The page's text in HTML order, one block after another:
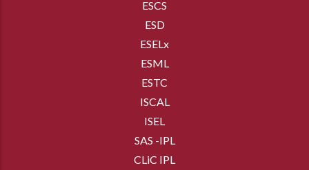
ESCS
ESD
ESELx
ESML
ESTC
ISCAL
ISEL
SAS -IPL
CLiC IPL